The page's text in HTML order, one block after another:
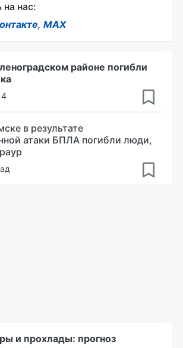
нас:
, MAX
районе погибли
в результате
атаки БПЛА погибли люди,
и прохлады: прогноз